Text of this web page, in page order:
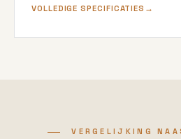
VOLLEDIGE SPECIFICATIES
VERGELIJKING